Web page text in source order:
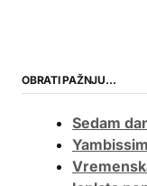
OBRATI PAŽNJU…
Sedam